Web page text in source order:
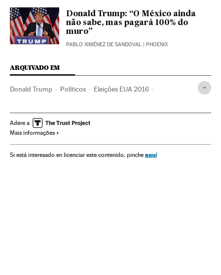
Donald Trump: “O México ainda
não sabe, mas pagará 100% do
muro”
PABLO XIMÉNEZ DE SANDOVAL | PHOENIX
ARQUIVADO EM
Donald Trump Políticos Eleições EUA 2016
Eleições presidenciais Estados Unidos
Partidos políticos
América Latina Preconceitos América Política
Adere a
Mais informações
Si está interesado en licenciar este contenido, pinche aquí